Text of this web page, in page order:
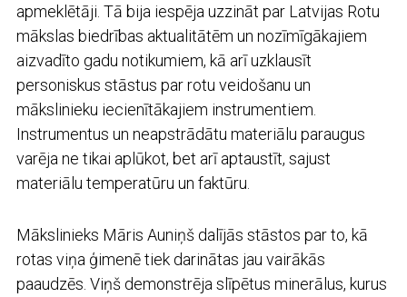
apmeklētāji. Tā bija iespēja uzzināt par Latvijas Rotu
mākslas biedrības aktualitātēm un nozīmīgākajiem
aizvadīto gadu notikumiem, kā arī uzklausīt
personiskus stāstus par rotu veidošanu un
mākslinieku iecienītākajiem instrumentiem.
Instrumentus un neapstrādātu materiālu paraugus
varēja ne tikai aplūkot, bet arī aptaustīt, sajust
materiālu temperatūru un faktūru.
Mākslinieks Māris Auniņš dalījās stāstos par to, kā
rotas viņa ģimenē tiek darinātas jau vairākās
paaudzēs. Viņš demonstrēja slīpētus minerālus, kurus